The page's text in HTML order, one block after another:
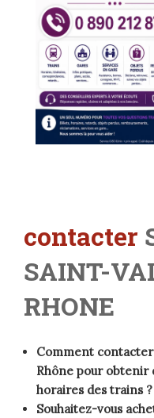
contacter
SAINT-
RHONE
Comment
Rhône pour obtenir
horaires des trains ?
Souhaitez-vous